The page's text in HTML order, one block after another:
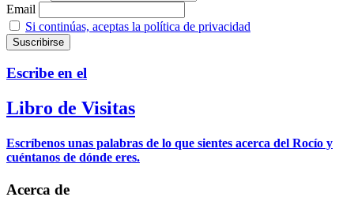
Email
Si continúas, aceptas la política de privacidad
Escribe en el
Libro de Visitas
Escríbenos unas palabras de lo que sientes acerca del Rocío y
cuéntanos de dónde eres.
Acerca de